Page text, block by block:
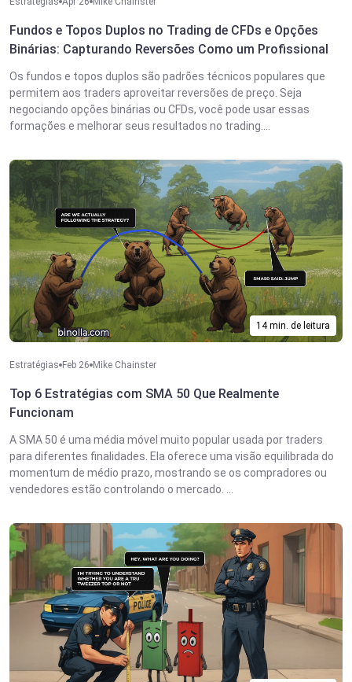
Fundos e Topos Duplos no Trading de CFDs e Opções
Binárias: Capturando Reversões Como um Profissional
Os fundos e topos duplos são padrões técnicos populares que
permitem aos traders aproveitar reversões de preço. Seja
negociando opções binárias ou CFDs, você pode usar essas
formações e melhorar seus resultados no trading....
14 min. de leitura
Estratégias Feb 26 Mike Chainster
Top 6 Estratégias com SMA 50 Que Realmente
Funcionam
A SMA 50 é uma média móvel muito popular usada por traders
para diferentes finalidades. Ela oferece uma visão equilibrada do
momentum de médio prazo, mostrando se os compradores ou
vendedores estão controlando o mercado. ...